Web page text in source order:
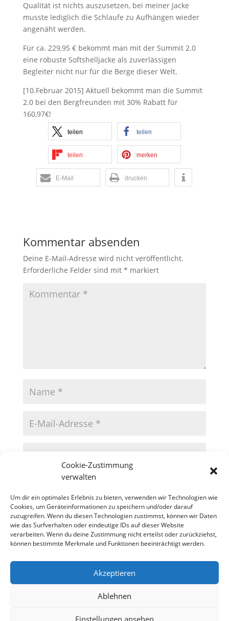
Cookie-Zustimmung
verwalten
Um dir ein optimales Erlebnis zu bieten, verwenden wir Technologien wie
Cookies, um Geräteinformationen zu speichern und/oder darauf
zuzugreifen. Wenn du diesen Technologien zustimmst, können wir Daten
wie das Surfverhalten oder eindeutige IDs auf dieser Website
verarbeiten. Wenn du deine Zustimmung nicht erteilst oder zurückziehst,
können bestimmte Merkmale und Funktionen beeinträchtigt werden.
Akzeptieren
Ablehnen
Einstellungen ansehen
Qualität ist nichts auszusetzen, bei meiner Jacke
musste lediglich die Schlaufe zu Aufhängen wieder
angenäht werden.
Für ca. 229,95 € bekommt man mit der Summit 2.0
eine robuste Softshelljacke als zuverlässigen
Begleiter nicht nur für die Berge dieser Welt.
[10.Februar 2015] Aktuell bekommt man die Summit
2.0 bei den Bergfreunden mit 30% Rabatt für
160,97€!
teilen teilen
teilen merken
E-Mail drucken
Kommentar absenden
Deine E-Mail-Adresse wird nicht veröffentlicht.
Erforderliche Felder sind mit * markiert
Datenschutzerklärung
Impressum
Cookie-Richtlinie (EU)